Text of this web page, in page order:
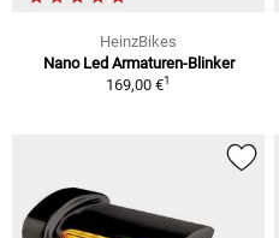
HeinzBikes
Nano Led Armaturen-Blinker
169,00 €1